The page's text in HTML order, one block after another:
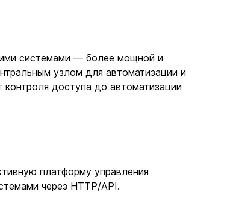
системами — более мощной и
узлом для автоматизации и
доступа до автоматизации
платформу управления
через HTTP/API.